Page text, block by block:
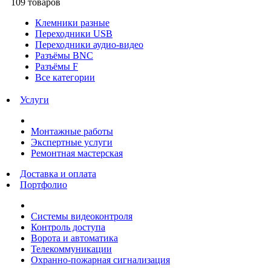
109 товаров
Клемники разные
Переходники USB
Переходники аудио-видео
Разъёмы BNC
Разъёмы F
Все категории
Услуги
Монтажные работы
Экспертные услуги
Ремонтная мастерская
Доставка и оплата
Портфолио
Системы видеоконтроля
Контроль доступа
Ворота и автоматика
Телекоммуникации
Охранно-пожарная сигнализация